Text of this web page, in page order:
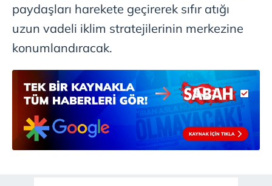
paydaşları harekete geçirerek sıfır atığı
uzun vadeli iklim stratejilerinin merkezine
konumlandıracak.